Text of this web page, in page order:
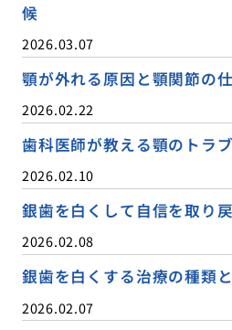
候
2026.03.07
顎が外れる原因と顎関節の
2026.02.22
歯科医師が教える顎のトラ
2026.02.10
銀歯を白くして自信を取り
2026.02.08
銀歯を白くする治療の種類
2026.02.07